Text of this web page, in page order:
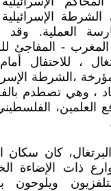
الشرطة
العملية. وقد
المغرب - المفاجئ
، للاحتفال
،الشرطة
، وهي تصطدم
العلمين،
كان
ذات الإضاءة
ويلوحون